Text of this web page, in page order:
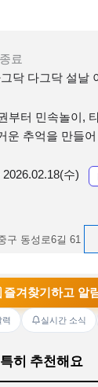
종료
닥 다그닥 설날
부터 민속놀이,
운 추억을 만들
수)
구 동성로6길 61
즐겨찾기하고 알
력 실시간 소식
히 추천해요